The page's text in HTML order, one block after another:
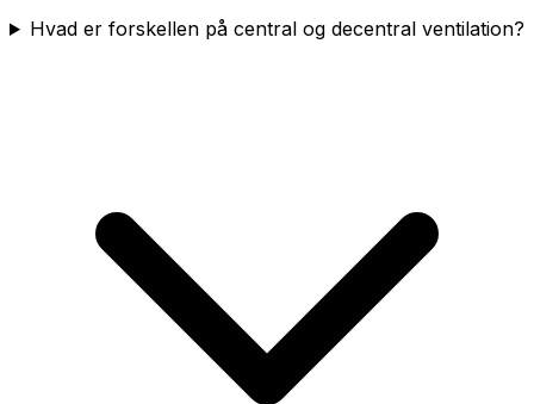
Hvad er forskellen på central og decentral ventilation?